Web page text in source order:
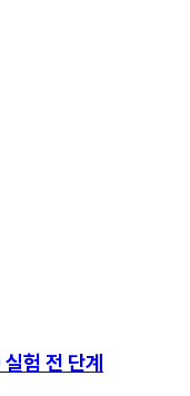
험 전 단계